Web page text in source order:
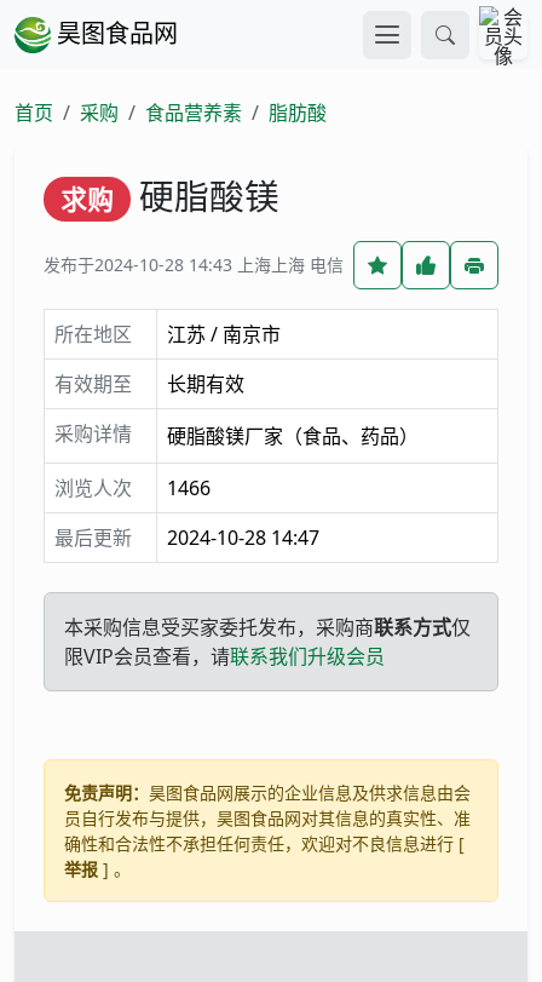
昊图食品网
首页 采购 食品营养素 脂肪酸
求购 硬脂酸镁
发布于2024-10-28 14:43 上海上海 电信
所在地区
江苏 / 南京市
有效期至
长期有效
采购详情
硬脂酸镁厂家（食品、药品）
浏览人次
1466
最后更新
2024-10-28 14:47
本采购信息受买家委托发布，采购商联系方式仅
限VIP会员查看，请联系我们升级会员
免责声明： 昊图食品网展示的企业信息及供求信息由会
员自行发布与提供，昊图食品网对其信息的真实性、准
确性和合法性不承担任何责任，欢迎对不良信息进行 [
举报 ] 。